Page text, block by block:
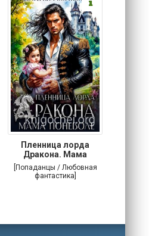
Пленница лорда
Дракона. Мама
поневоле
[Попаданцы / Любовная
фантастика]